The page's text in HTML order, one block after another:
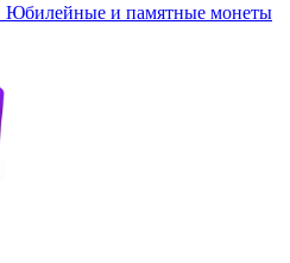
Юбилейные и памятные монеты